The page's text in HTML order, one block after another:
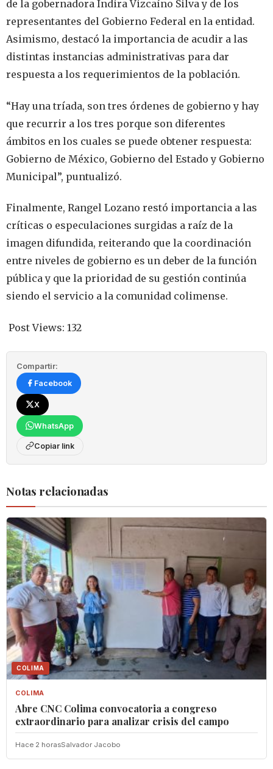
de la gobernadora Indira Vizcaíno Silva y de los
representantes del Gobierno Federal en la entidad.
Asimismo, destacó la importancia de acudir a las
distintas instancias administrativas para dar
respuesta a los requerimientos de la población.
“Hay una tríada, son tres órdenes de gobierno y hay
que recurrir a los tres porque son diferentes
ámbitos en los cuales se puede obtener respuesta:
Gobierno de México, Gobierno del Estado y Gobierno
Municipal”, puntualizó.
Finalmente, Rangel Lozano restó importancia a las
críticas o especulaciones surgidas a raíz de la
imagen difundida, reiterando que la coordinación
entre niveles de gobierno es un deber de la función
pública y que la prioridad de su gestión continúa
siendo el servicio a la comunidad colimense.
Post Views: 132
Compartir:
Facebook
X
WhatsApp
Copiar link
Notas relacionadas
COLIMA
COLIMA
Abre CNC Colima convocatoria a congreso
extraordinario para analizar crisis del campo
Hace 2 horasSalvador Jacobo